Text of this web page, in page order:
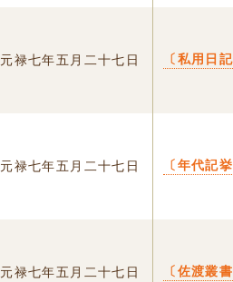
元禄七年五月二十七日 〔私用日
元禄七年五月二十七日 〔年代記
元禄七年五月二十七日 〔佐渡叢